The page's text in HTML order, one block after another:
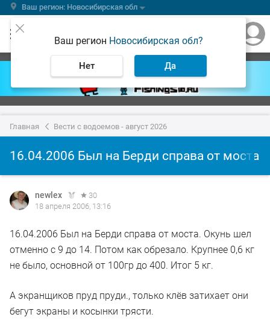
Ваш регион: Новосибирская обл
Ваш регион Новосибирская обл?
Нет Да
Главная Вести с водоемов - август 2026
16.04.2006 Был на Берди справа от моста
newlex
30
18 апреля 2006, 13:16
16.04.2006 Был на Берди справа от моста. Окунь шел
отменно с 9 до 14. Потом как обрезало. Крупнее 0,6 кг
не было, основной от 100гр до 400. Итог 5 кг.
А экранщиков пруд пруди., только клёв затихает они
бегут экраны и косынки трясти.